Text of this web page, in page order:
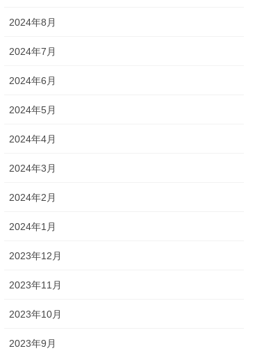
2024年8月
2024年7月
2024年6月
2024年5月
2024年4月
2024年3月
2024年2月
2024年1月
2023年12月
2023年11月
2023年10月
2023年9月